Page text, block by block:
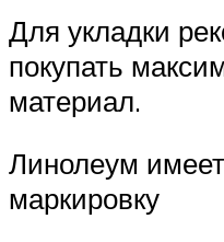
Для укладки
покупать
материал.
Линолеум
маркировку